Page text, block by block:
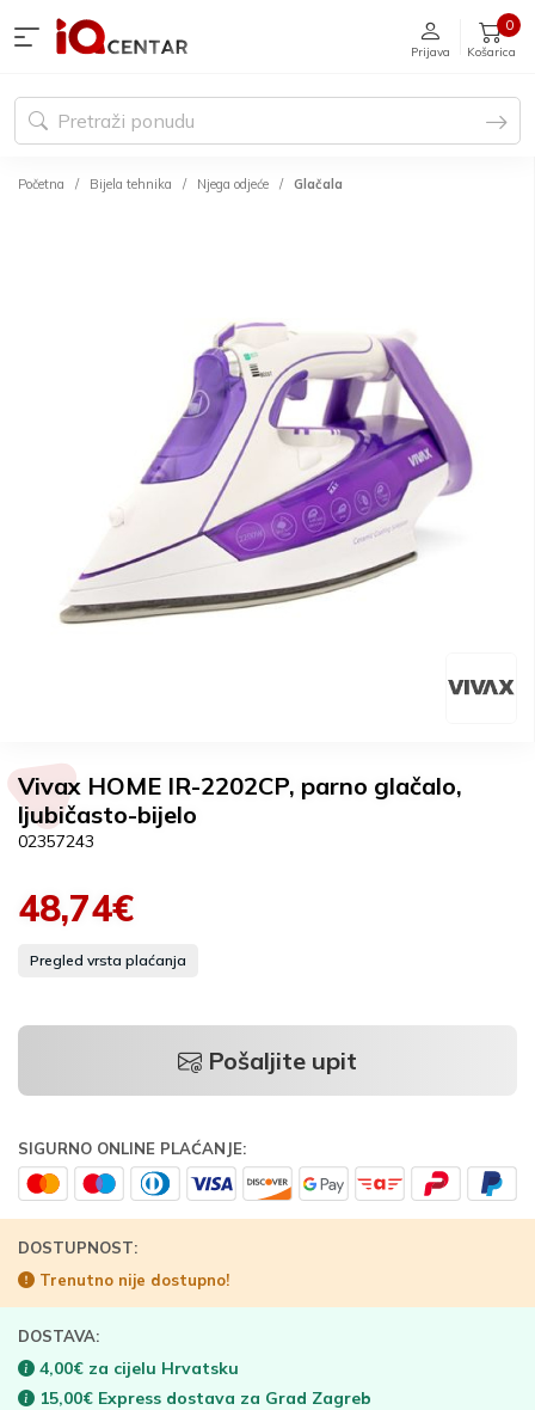
Prijava Košarica
0
Početna Bijela tehnika Njega odjeće Glačala
Vivax HOME IR-2202CP, parno glačalo,
ljubičasto-bijelo
02357243
48,74€
Pregled vrsta plaćanja
Pošaljite upit
SIGURNO ONLINE PLAĆANJE:
DOSTUPNOST:
Trenutno nije dostupno!
DOSTAVA:
4,00€ za cijelu Hrvatsku
15,00€ Express dostava za Grad Zagreb